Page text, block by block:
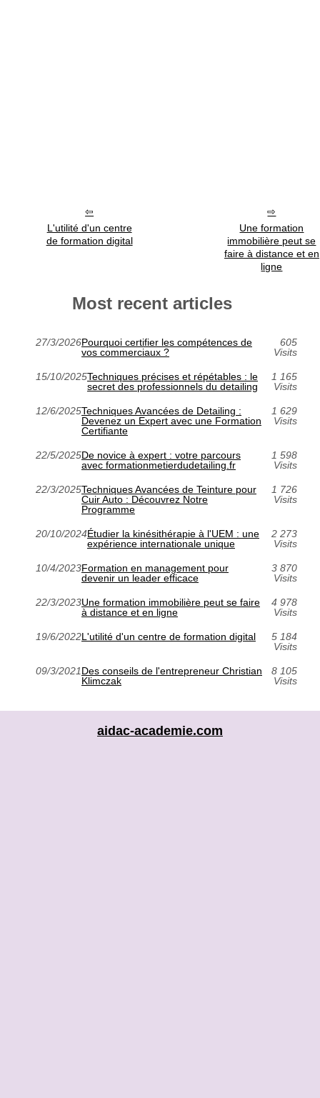
L'utilité d'un centre
de formation digital
Une formation
immobilière peut se
faire à distance et en
ligne
Most recent articles
27/3/2026Pourquoi certifier les compétences de
vos commerciaux ?
605
Visits
15/10/2025Techniques précises et répétables : le
secret des professionnels du detailing
1 165
Visits
12/6/2025Techniques Avancées de Detailing :
Devenez un Expert avec une Formation
Certifiante
1 629
Visits
22/5/2025De novice à expert : votre parcours
avec formationmetierdudetailing.fr
1 598
Visits
22/3/2025Techniques Avancées de Teinture pour
Cuir Auto : Découvrez Notre
Programme
1 726
Visits
20/10/2024Étudier la kinésithérapie à l'UEM : une
expérience internationale unique
2 273
Visits
10/4/2023Formation en management pour
devenir un leader efficace
3 870
Visits
22/3/2023Une formation immobilière peut se faire
à distance et en ligne
4 978
Visits
19/6/2022L'utilité d'un centre de formation digital
5 184
Visits
09/3/2021Des conseils de l'entrepreneur Christian
Klimczak
8 105
Visits
aidac-academie.com